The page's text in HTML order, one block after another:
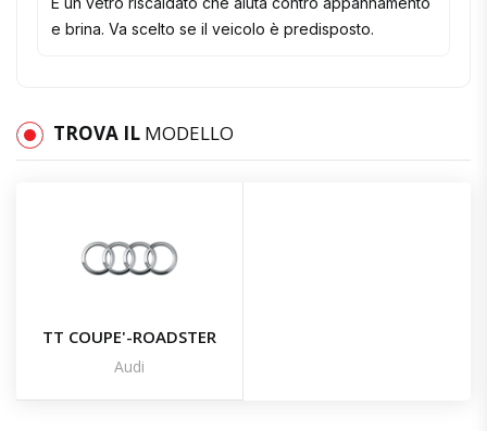
e brina. Va scelto se il veicolo è predisposto.
TROVA IL MODELLO
TT COUPE'-ROADSTER
Audi